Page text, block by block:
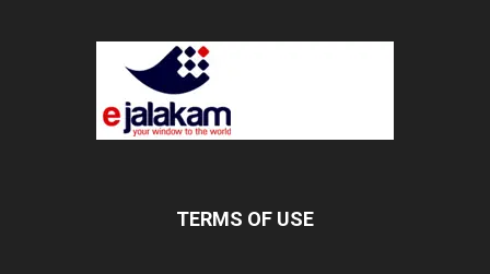
TERMS OF USE